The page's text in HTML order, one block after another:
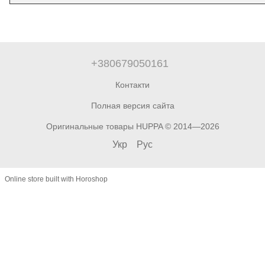
+380679050161
Контакти
Полная версия сайта
Оригинальные товары HUPPA © 2014—2026
Укр Рус
Online store built with Horoshop